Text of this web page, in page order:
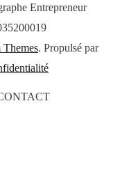
Entrepreneur
Themes. Propulsé par